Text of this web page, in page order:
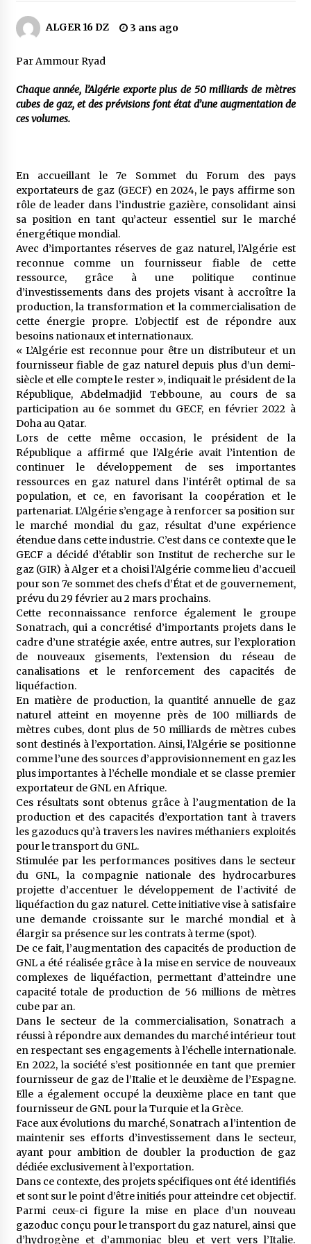
ayants droit
La Gendarmerie nationale lance ses comptes
dédiée aux voyages à l’étranger
1 semaine ago
En service à partir du 1er août prochain :
Lancement de la plateforme numérique dédiée
à l’importation
1 semaine ago
Affaires religieuses : Ouverture des
candidatures au concours du Prix national du
meilleur prêche du vendredi
2 semaines ago
Droit à l’affiliation au régime national de
retraite : Coup d’envoi d’une campagne de
sensibilisation au profit de la communauté
nationale à l’étranger
2 semaines ago
sensibilisation sur la lutte contre le travail
informel
2 semaines ago
Première voiture de course conçue et
fabriquée localement : Une équipe d’étudiants
algériens participe à une compétition
internationale
3 semaines ago
Université Alger 3 : Lancement d’un master à
cursus intégré à la licence en communication
en langue amazighe
3 semaines ago
ALGER 16 DZ 3 ans ago
Par Ammour Ryad
Chaque année, l’Algérie exporte plus de 50 milliards de mètres
cubes de gaz, et des prévisions font état d’une augmentation de
ces volumes.
En accueillant le 7e Sommet du Forum des pays
exportateurs de gaz (GECF) en 2024, le pays affirme son
rôle de leader dans l’industrie gazière, consolidant ainsi
sa position en tant qu’acteur essentiel sur le marché
énergétique mondial.
Avec d’importantes réserves de gaz naturel, l’Algérie est
reconnue comme un fournisseur fiable de cette
ressource, grâce à une politique continue
d’investissements dans des projets visant à accroître la
production, la transformation et la commercialisation de
cette énergie propre. L’objectif est de répondre aux
besoins nationaux et internationaux.
« L’Algérie est reconnue pour être un distributeur et un
fournisseur fiable de gaz naturel depuis plus d’un demi-
siècle et elle compte le rester », indiquait le président de la
République, Abdelmadjid Tebboune, au cours de sa
participation au 6e sommet du GECF, en février 2022 à
Doha au Qatar.
Lors de cette même occasion, le président de la
République a affirmé que l’Algérie avait l’intention de
continuer le développement de ses importantes
ressources en gaz naturel dans l’intérêt optimal de sa
population, et ce, en favorisant la coopération et le
partenariat. L’Algérie s’engage à renforcer sa position sur
le marché mondial du gaz, résultat d’une expérience
étendue dans cette industrie. C’est dans ce contexte que le
GECF a décidé d’établir son Institut de recherche sur le
gaz (GIR) à Alger et a choisi l’Algérie comme lieu d’accueil
pour son 7e sommet des chefs d’État et de gouvernement,
prévu du 29 février au 2 mars prochains.
Cette reconnaissance renforce également le groupe
Sonatrach, qui a concrétisé d’importants projets dans le
cadre d’une stratégie axée, entre autres, sur l’exploration
de nouveaux gisements, l’extension du réseau de
canalisations et le renforcement des capacités de
liquéfaction.
En matière de production, la quantité annuelle de gaz
naturel atteint en moyenne près de 100 milliards de
mètres cubes, dont plus de 50 milliards de mètres cubes
sont destinés à l’exportation. Ainsi, l’Algérie se positionne
comme l’une des sources d’approvisionnement en gaz les
plus importantes à l’échelle mondiale et se classe premier
exportateur de GNL en Afrique.
Ces résultats sont obtenus grâce à l’augmentation de la
production et des capacités d’exportation tant à travers
les gazoducs qu’à travers les navires méthaniers exploités
pour le transport du GNL.
Stimulée par les performances positives dans le secteur
du GNL, la compagnie nationale des hydrocarbures
projette d’accentuer le développement de l’activité de
liquéfaction du gaz naturel. Cette initiative vise à satisfaire
une demande croissante sur le marché mondial et à
élargir sa présence sur les contrats à terme (spot).
De ce fait, l’augmentation des capacités de production de
GNL a été réalisée grâce à la mise en service de nouveaux
complexes de liquéfaction, permettant d’atteindre une
capacité totale de production de 56 millions de mètres
cube par an.
Dans le secteur de la commercialisation, Sonatrach a
réussi à répondre aux demandes du marché intérieur tout
en respectant ses engagements à l’échelle internationale.
En 2022, la société s’est positionnée en tant que premier
fournisseur de gaz de l’Italie et le deuxième de l’Espagne.
Elle a également occupé la deuxième place en tant que
fournisseur de GNL pour la Turquie et la Grèce.
Face aux évolutions du marché, Sonatrach a l’intention de
maintenir ses efforts d’investissement dans le secteur,
ayant pour ambition de doubler la production de gaz
dédiée exclusivement à l’exportation.
Dans ce contexte, des projets spécifiques ont été identifiés
et sont sur le point d’être initiés pour atteindre cet objectif.
Parmi ceux-ci figure la mise en place d’un nouveau
gazoduc conçu pour le transport du gaz naturel, ainsi que
d’hydrogène et d’ammoniac bleu et vert vers l’Italie.